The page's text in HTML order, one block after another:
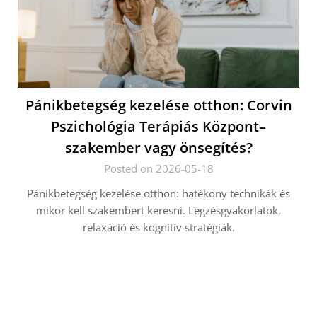
Pánikbetegség kezelése otthon: Corvin
Pszichológia Terápiás Központ–
szakember vagy önsegítés?
Posted on 2026-05-18
Pánikbetegség kezelése otthon: hatékony technikák és
mikor kell szakembert keresni. Légzésgyakorlatok,
relaxáció és kognitív stratégiák.